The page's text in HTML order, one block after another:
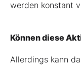
werden konstant
Können diese
Allerdings kann